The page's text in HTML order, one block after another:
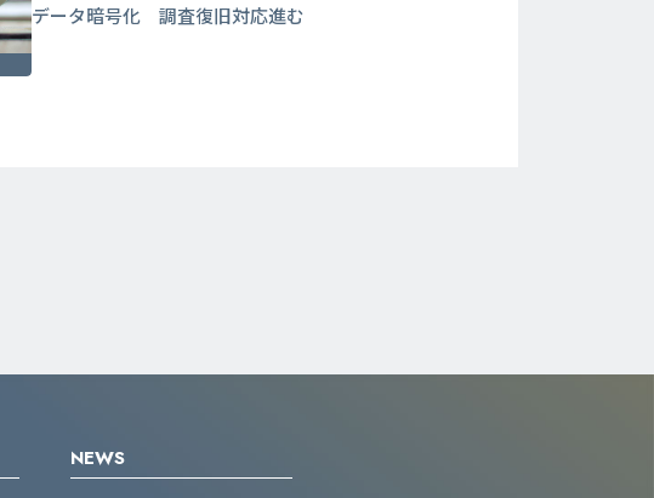
データ暗号化 調査復旧対応進む
NEWS